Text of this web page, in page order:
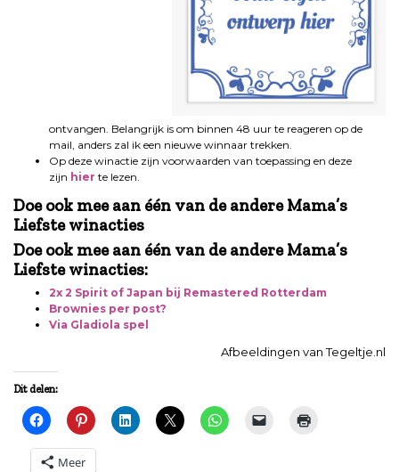
ontvangen. Belangrijk is om binnen 48 uur te reageren op de
mail, anders zal ik een nieuwe winnaar trekken.
Op deze winactie zijn voorwaarden van toepassing en deze
zijn hier te lezen.
Doe ook mee aan één van de andere Mama’s
Liefste winacties
Doe ook mee aan één van de andere Mama’s
Liefste winacties:
2x 2 Spirit of Japan bij Remastered Rotterdam
Brownies per post?
Via Gladiola spel
Afbeeldingen van Tegeltje.nl
Dit delen:
Meer